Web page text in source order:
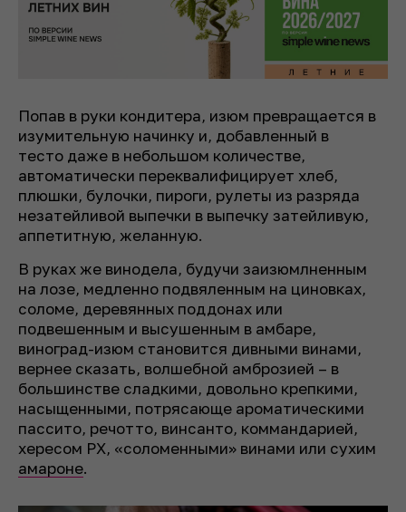
Попав в руки кондитера, изюм превращается в
изумительную начинку и, добавленный в
тесто даже в небольшом количестве,
автоматически переквалифицирует хлеб,
плюшки, булочки, пироги, рулеты из разряда
незатейливой выпечки в выпечку затейливую,
аппетитную, желанную.
В руках же винодела, будучи заизюмлненным
на лозе, медленно подвяленным на циновках,
соломе, деревянных поддонах или
подвешенным и высушенным в амбаре,
виноград-изюм становится дивными винами,
вернее сказать, волшебной амброзией – в
большинстве сладкими, довольно крепкими,
насыщенными, потрясающе ароматическими
пассито, речотто, винсанто, коммандарией,
хересом PX, «соломенными» винами или сухим
амароне.